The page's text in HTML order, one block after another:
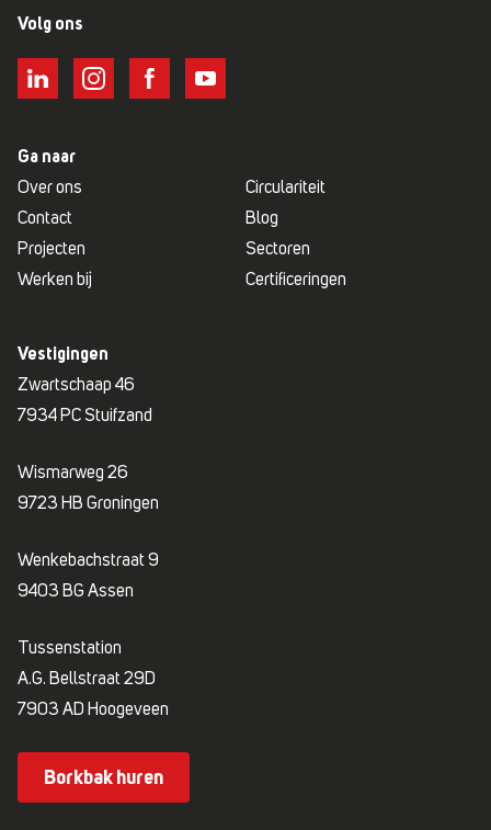
Volg ons
Ga naar
Over ons
Circulariteit
Contact
Blog
Projecten
Sectoren
Werken bij
Certificeringen
Vestigingen
Zwartschaap 46
7934 PC Stuifzand
Wismarweg 26
9723 HB Groningen
Wenkebachstraat 9
9403 BG Assen
Tussenstation
A.G. Bellstraat 29D
7903 AD Hoogeveen
Borkbak huren